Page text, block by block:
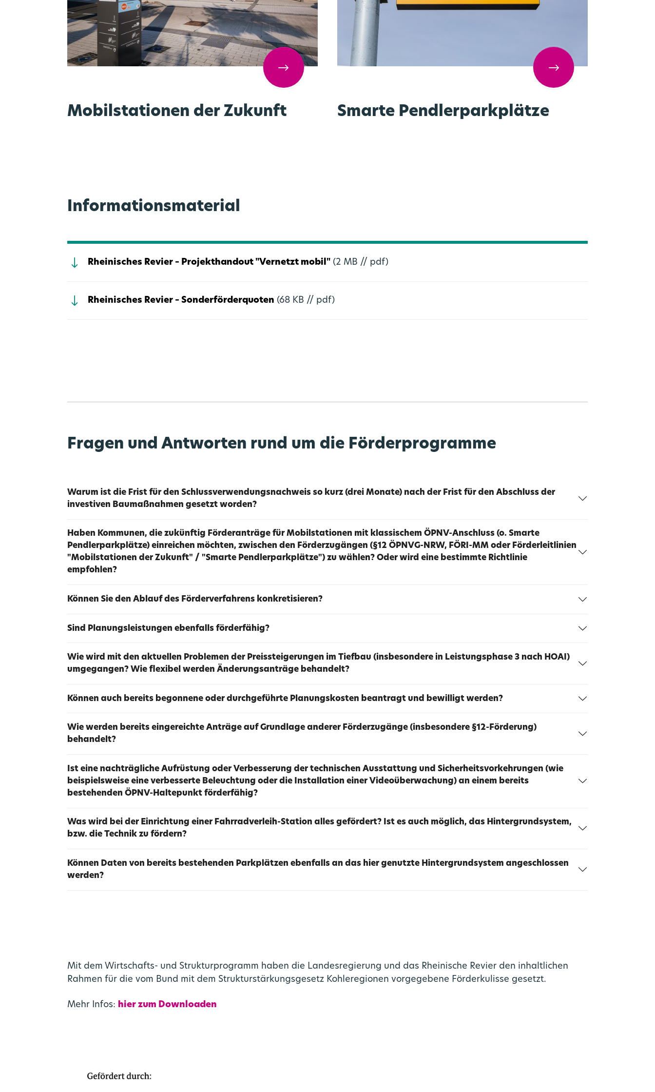
Mobilstationen der Zukunft Smarte Pendlerparkplätze
Informationsmaterial
Rheinisches Revier – Projekthandout "Vernetzt mobil"(2 MB // pdf)
Rheinisches Revier – Sonderförderquoten (68 KB // pdf)
Fragen und Antworten rund um die Förderprogramme
Warum ist die Frist für den Schlussverwendungsnachweis so kurz (drei Monate) nach der Frist für den Abschluss der
investiven Baumaßnahmen gesetzt worden?
Haben Kommunen, die zukünftig Förderanträge für Mobilstationen mit klassischem ÖPNV-Anschluss (o. Smarte
Pendlerparkplätze) einreichen möchten, zwischen den Förderzugängen (§12 ÖPNVG-NRW, FÖRI-MM oder Förderleitlinien
"Mobilstationen der Zukunft" / "Smarte Pendlerparkplätze") zu wählen? Oder wird eine bestimmte Richtlinie
empfohlen?
Können Sie den Ablauf des Förderverfahrens konkretisieren?
Sind Planungsleistungen ebenfalls förderfähig?
Wie wird mit den aktuellen Problemen der Preissteigerungen im Tiefbau (insbesondere in Leistungsphase 3 nach HOAI)
umgegangen? Wie flexibel werden Änderungsanträge behandelt?
Können auch bereits begonnene oder durchgeführte Planungskosten beantragt und bewilligt werden?
Wie werden bereits eingereichte Anträge auf Grundlage anderer Förderzugänge (insbesondere §12-Förderung)
behandelt?
Ist eine nachträgliche Aufrüstung oder Verbesserung der technischen Ausstattung und Sicherheitsvorkehrungen (wie
beispielsweise eine verbesserte Beleuchtung oder die Installation einer Videoüberwachung) an einem bereits
bestehenden ÖPNV-Haltepunkt förderfähig?
Was wird bei der Einrichtung einer Fahrradverleih-Station alles gefördert? Ist es auch möglich, das Hintergrundsystem,
bzw. die Technik zu fördern?
Können Daten von bereits bestehenden Parkplätzen ebenfalls an das hier genutzte Hintergrundsystem angeschlossen
werden?
Mit dem Wirtschafts- und Strukturprogramm haben die Landesregierung und das Rheinische Revier den inhaltlichen
Rahmen für die vom Bund mit dem Strukturstärkungsgesetz Kohleregionen vorgegebene Förderkulisse gesetzt.
Mehr Infos: hier zum Downloaden